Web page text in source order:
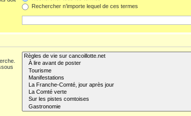
Rechercher n’importe lequel de ces termes